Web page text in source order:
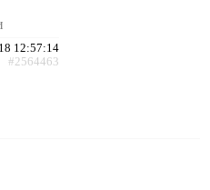
12:57:14
#2564463